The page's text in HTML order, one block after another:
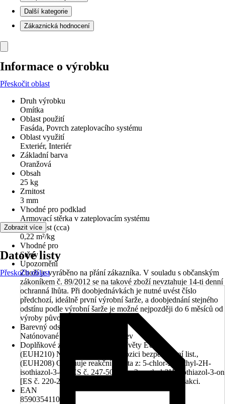
Další kategorie
Zákaznická hodnocení
Informace o výrobku
Přeskočit oblast
Druh výrobku
Omítka
Oblast použití
Fasáda, Povrch zateplovacího systému
Oblast využití
Exteriér, Interiér
Základní barva
Oranžová
Obsah
25 kg
Zrnitost
3 mm
Vhodné pro podklad
Armovací stěrka v zateplovacím systému
Vydatnost (cca)
0,22 m²/kg
Vhodné pro
Stěny
Upozornění
Zboží je vyráběno na přání zákazníka. V souladu s občanským
zákoníkem č. 89/2012 se na takové zboží nevztahuje 14-ti denní
ochranná lhůta. Při doobjednávkách je nutné uvést číslo
předchozí, ideálně první výrobní šarže, a doobjednání stejného
odstínu podle výrobní šarže je možné nejpozději do 6 měsíců od
výroby původní šarže.
Barevný odstín
Natónované v centru míchání barev
Doplňkové znaky nebezpečnosti (věty EUH)
(EUH210) Na vyžádání je k dispozici bezpečnostní list.,
(EUH208) Obsahuje reakční hmota z: 5-chlor-2-methyl-2H-
isothiazol-3-on [ES č. 247-500-7] a 2-methyl-2H-isothiazol-3-on
[ES č. 220-239-6] (3:1). Může vyvolat alergickou reakci.
EAN
8590354110460
Zobrazit více
Datové listy
Přeskočit oblast